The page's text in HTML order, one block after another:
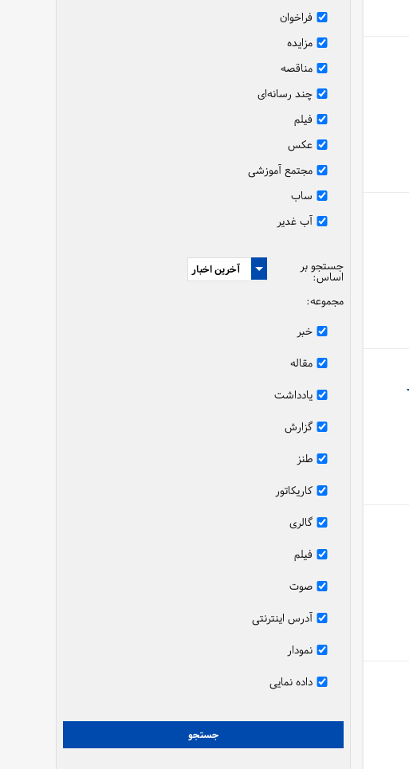
فراخوان
مزایده
مناقصه
چند رسانه‌ای
فیلم
عکس
مجتمع آموزشی
ساب
آب غدیر
جستجو بر
اساس:
مجموعه:
خبر
مقاله
یادداشت
گزارش
طنز
کاریکاتور
گالری
فیلم
صوت
آدرس اینترنتی
نمودار
داده نمایی